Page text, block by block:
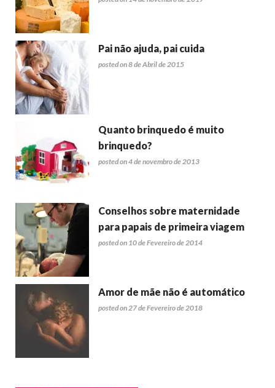
Pai não ajuda, pai cuida
posted on 8 de Abril de 2015
Quanto brinquedo é muito
brinquedo?
posted on 4 de novembro de 2013
Conselhos sobre maternidade
para papais de primeira viagem
posted on 10 de Fevereiro de 2014
Amor de mãe não é automático
posted on 27 de Fevereiro de 2018